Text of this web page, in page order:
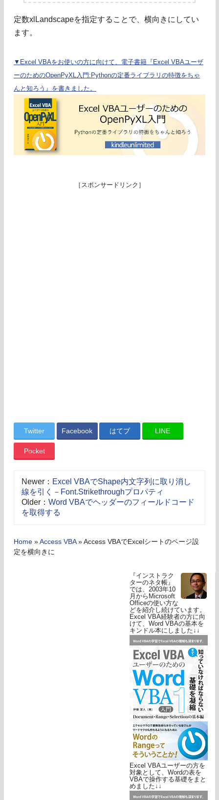
定数xlLandscapeを指定することで、横向きにしてい
ます。
▼Excel VBAをお使いの方に向けて、電子書籍『Excel VBAユーザ
ーのためのOpenPyXL入門:Pythonの定番ライブラリの特徴をちゃ
んと知ろう』を書きました。
［スポンサードリンク］
Twitter Facebook はてブ LINE
Pocket
Newer： Excel VBAでShape内文字列に取り消し
線を引く－Font.Strikethroughプロパティ
Older： Word VBAでヘッダーのフィールドコード
を取得する
Home » Access VBA» Access VBAでExcelシートのページ設
定を横向きに
『インストラク
ターのネタ帳』
では、2003年10
月からMicrosoft
Officeの使い方な
どを紹介し続けています。
Excel VBA経験者の方に向
けて、Word VBAの基本を
キンドル本にしました↓↓
Excel VBAユーザーの方を
対象として、Wordの表を
VBAで操作する基礎をまと
めました↓↓